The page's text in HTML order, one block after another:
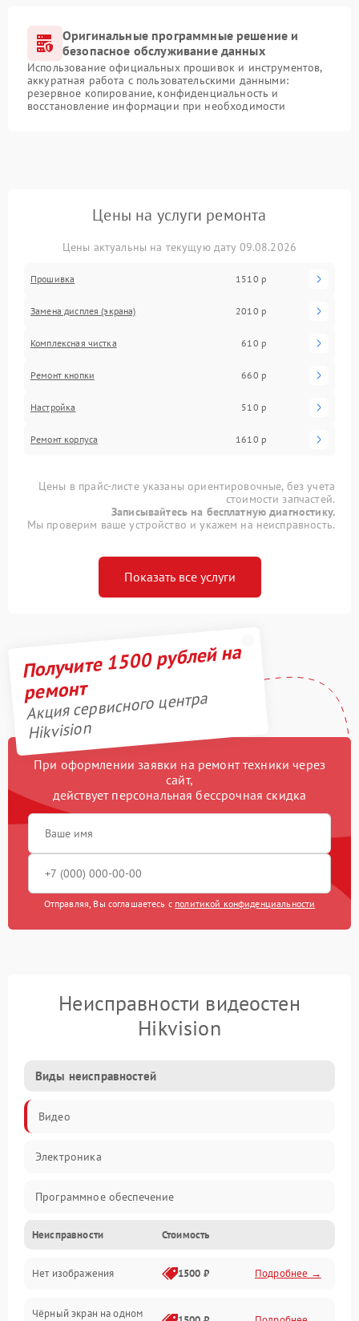
Оригинальные программные решение и
безопасное обслуживание данных
Использование официальных прошивок и инструментов,
аккуратная работа с пользовательскими данными:
резервное копирование, конфиденциальность и
восстановление информации при необходимости
Цены на услуги ремонта
Цены актуальны на текущую дату 09.08.2026
Прошивка 1510 р
Замена дисплея (экрана) 2010 р
Комплексная чистка 610 р
Ремонт кнопки 660 р
Настройка 510 р
Ремонт корпуса 1610 р
Цены в прайс-листе указаны ориентировочные, без учета
стоимости запчастей.
Записывайтесь на бесплатную диагностику.
Мы проверим ваше устройство и укажем на неисправность.
Показать все услуги
Получите 1500 рублей на
ремонт
Акция сервисного центра
Hikvision
При оформлении заявки на ремонт техники через
сайт,
действует персональная бессрочная скидка
Отправляя, Вы соглашаетесь с политикой конфиденциальности
Неисправности видеостен
Hikvision
Виды неисправностей
Видео
Электроника
Программное обеспечение
Калибровка
Электропитание
Аппаратная
Неисправности Стоимость
Нет изображения 1500 ₽ Подробнее →
Чёрный экран на одном